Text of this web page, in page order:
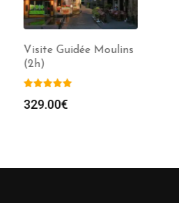
Visite Guidée Moulins
(2h)
329.00€